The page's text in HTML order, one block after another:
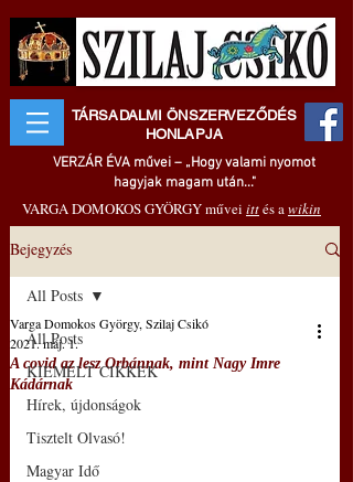
TÁRSADALMI ÖNSZERVEZŐDÉS
HONLAPJA
VERZÁR ÉVA művei – „Hogy valami nyomot
hagyjak magam után..."
VARGA DOMOKOS GYÖRGY művei ittés awikin
Bejegyzés
All Posts
KIEMELT CIKKEK
Hírek, újdonságok
Tisztelt Olvasó!
Magyar Idő
All Posts
A covid az lesz Orbánnak, mint Nagy Imre
Kádárnak
Varga Domokos György, Szilaj Csikó
2021. máj. 1.